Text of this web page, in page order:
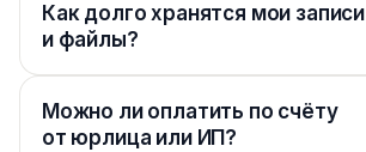
Как долго хранятся мои записи
и файлы?
Можно ли оплатить по счёту
от юрлица или ИП?